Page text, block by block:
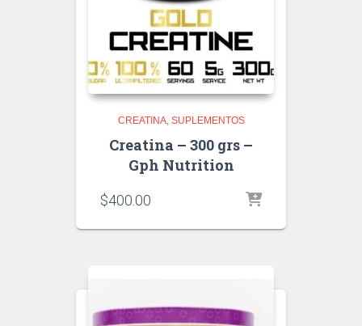
CREATINA SUPLEMENTOS
Creatina – 300 grs –
Gph Nutrition
$400.00